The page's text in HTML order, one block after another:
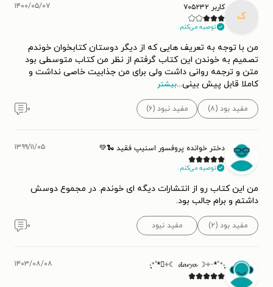
ک
کاربر ۷۰۵۲۳۲
توصیه می‌کنم.
۱۴۰۰/۰۵/۰۷
من با توجه به تعریف هایی که از دیگر دوستان کتابخوان خوندم
تصمیم به خوندن این کتاب گرفتم از نظر من کتاب متوسطی بود
متن و ترجمه روانی داشت ولی برای من جذابیت خاصی نداشت و
کاملا قابل پیش بینی...بیشتر
مفید بود (۸) مفید نبود (۶) ۰
دختر خوانده پروفسور اسنیپ فقید 🐍💚
توصیه می‌کنم.
۱۳۹۹/۱۱/۰۵
من این کتاب رو از انتشارات دیگه ای خوندم. در مجموع دوسش
داشتم و برام جالب بود.
مفید بود (۲) مفید نبود ۰
‧͙⁺˚*･༓☾ 𝓭𝓪𝓻𝔂𝓪 ☽༓･*˚⁺‧͙ ۱۴۰۳/۰۸/۰۸